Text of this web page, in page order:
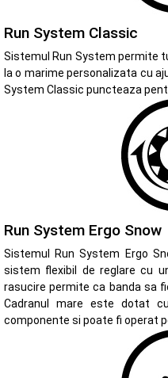
Run System Classic
Sistemul Run System permite
la o marime personalizata cu
System Classic puncteaza
Run System Ergo Snow
Sistemul Run System Ergo
sistem flexibil de reglare cu
rasucire permite ca banda sa
Cadranul mare este dotat
componente si poate fi operat